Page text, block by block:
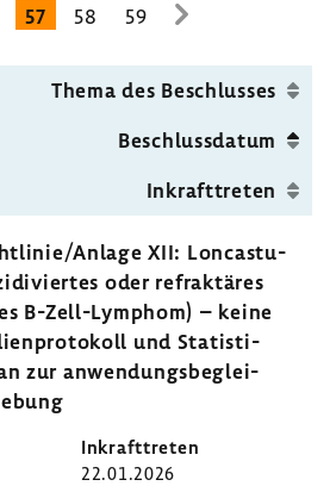
57 58 59
zur
Seite
Thema des Beschlusses
Beschluss­datum
Inkraft­treten
Anlage XII: Loncas­tu­
oder refrak­täres
B-​Zell-Lymphom) – keine
und Statis­ti­
zur anwen­dungs­be­glei­
22.01.2026